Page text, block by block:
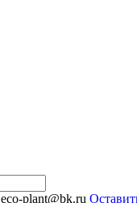
eco-plant@bk.ru